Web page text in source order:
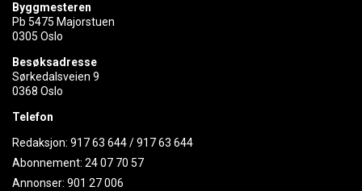
Byggmesteren
Pb 5475 Majorstuen
0305 Oslo
Besøksadresse
Sørkedalsveien 9
0368 Oslo
Telefon
Redaksjon: 917 63 644/917 63 644
Abonnement: 24 07 70 57
Annonser: 901 27 006